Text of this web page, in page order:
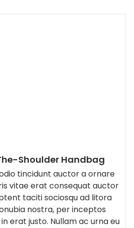
Shoulder Handbag
tincidunt auctor a ornare
vitae erat consequat auctor
taciti sociosqu ad litora
nostra, per inceptos
erat justo. Nullam ac urna eu